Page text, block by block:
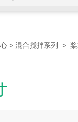
> 混合搅拌系列 >